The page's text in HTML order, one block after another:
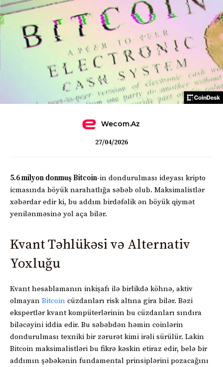
Wecom.az
27/04/2026
5.6 milyon donmuş Bitcoin-in dondurulması ideyası kripto
icmasında böyük narahatlığa səbəb olub. Maksimalistlər
xəbərdar edir ki, bu addım birdəfəlik ən böyük qiymət
yenilənməsinə yol aça bilər.
Kvant Təhlükəsi və Alternativ
Yoxluğu
Kvant hesablamanın inkişafı ilə birlikdə köhnə, aktiv
olmayan Bitcoin cüzdanları risk altına gira bilər. Bəzi
ekspertlər kvant kompüterlərinin bu cüzdanları sındıra
biləcəyini iddia edir. Bu səbəbdən həmin coinlərin
dondurulması texniki bir zərurət kimi irəli sürülür. Lakin
Bitcoin maksimalistləri bu fikrə kəskin etiraz edir, belə bir
addımın şəbəkənin fundamental prinsiplərini pozacağını